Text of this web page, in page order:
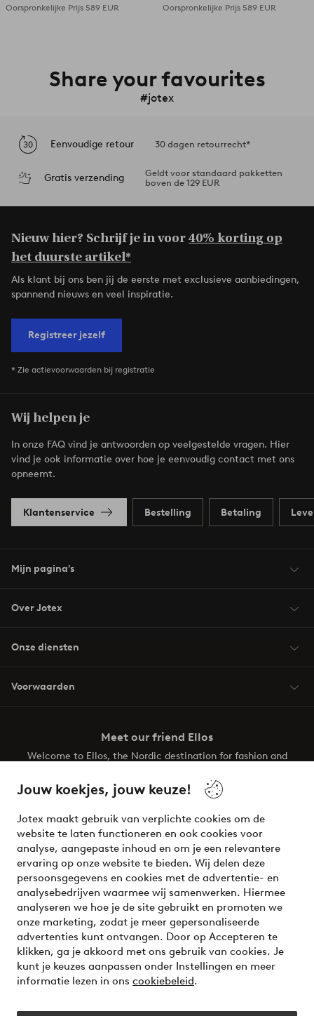
Jouw koekjes, jouw keuze!
Jotex maakt gebruik van verplichte cookies om de
website te laten functioneren en ook cookies voor
analyse, aangepaste inhoud en om je een relevantere
ervaring op onze website te bieden. Wij delen deze
persoonsgegevens en cookies met de advertentie- en
analysebedrijven waarmee wij samenwerken. Hiermee
analyseren we hoe je de site gebruikt en promoten we
onze marketing, zodat je meer gepersonaliseerde
advertenties kunt ontvangen. Door op Accepteren te
klikken, ga je akkoord met ons gebruik van cookies. Je
kunt je keuzes aanpassen onder Instellingen en meer
informatie lezen in ons cookiebeleid.
Oorspronkelijke Prijs 589 EUR Oorspronkelijke Prijs 589 EUR
Share your favourites
#jotex
Eenvoudige retour 30 dagen retourrecht*
Gratis verzending
Geldt voor standaard pakketten
boven de 129 EUR
Nieuw hier? Schrijf je in voor40% korting op
het duurste artikel*
Als klant bij ons ben jij de eerste met exclusieve aanbiedingen,
spannend nieuws en veel inspiratie.
Registreer jezelf
* Zie actievoorwaarden bij registratie
Wij helpen je
In onze FAQ vind je antwoorden op veelgestelde vragen. Hier
vind je ook informatie over hoe je eenvoudig contact met ons
opneemt.
Klantenservice Bestelling Betaling
Mijn pagina's
Over Jotex
Onze diensten
Voorwaarden
Meet our friend Ellos
Welcome to Ellos, the Nordic destination for fashion and
your wardrobe. Your next inspiring look is here!
Veilig betalen - Nu betalen of opsplitsen
Wil je meer weten over onze betaalopties?